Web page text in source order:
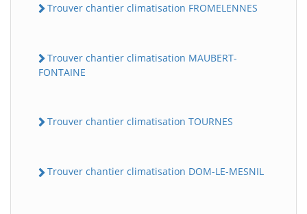
Trouver chantier climatisation FROMELENNES
Trouver chantier climatisation MAUBERT-
FONTAINE
Trouver chantier climatisation TOURNES
Trouver chantier climatisation DOM-LE-MESNIL